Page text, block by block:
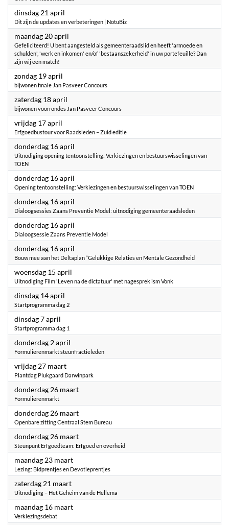
dinsdag 21 april
Dit zijn de updates en verbeteringen | NotuBiz
maandag 20 april
Gefeliciteerd! U bent aangesteld als gemeenteraadslid en heeft 'armoede en
schulden', 'werk en inkomen' en/of 'bestaanszekerheid' in uw portefeuille? Dan
zijn wij een match!
zondag 19 april
bijwonen finale Jan Pasveer Concours
zaterdag 18 april
bijwonen voorrondes Jan Pasveer Concours
vrijdag 17 april
Erfgoedbustour voor Raadsleden – Zuid editie
donderdag 16 april
Uitnodiging opening tentoonstelling: Verkiezingen en bestuurswisselingen van
TOEN
donderdag 16 april
Opening tentoonstelling: Verkiezingen en bestuurswisselingen van TOEN
donderdag 16 april
Dialoogsessies Zaans Preventie Model: uitnodiging gemeenteraadsleden
donderdag 16 april
Dialoogsessie Zaans Preventie Model
donderdag 16 april
Bouw mee aan het Deltaplan “Gelukkige Relaties en Mentale Gezondheid
woensdag 15 april
Uitnodiging Film 'Leven na de dictatuur' met nagesprek ism Vonk
dinsdag 14 april
Startprogramma dag 2
dinsdag 7 april
Startprogramma dag 1
donderdag 2 april
Formulierenmarkt steunfractieleden
vrijdag 27 maart2026
Plantdag Plukgaard Darwinpark
donderdag 26 maart2026
Formulierenmarkt
donderdag 26 maart2026
Openbare zitting Centraal Stem Bureau
donderdag 26 maart2026
Steunpunt Erfgoedteam: Erfgoed en overheid
maandag 23 maart2026
Lezing: Bidprentjes en Devotieprentjes
zaterdag 21 maart2026
Uitnodiging – Het Geheim van de Hellema
maandag 16 maart2026
Verkiezingsdebat